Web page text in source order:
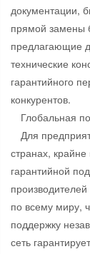
документации,
прямой замены
предлагающие
технические
гарантийного
конкурентов.
Глобальная
Для
странах,
гарантийной
производителей
по всему миру,
поддержку
сеть